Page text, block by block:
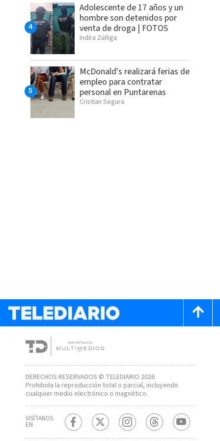
Adolescente de 17 años y un
hombre son detenidos por
venta de droga | FOTOS
Indira Zúñiga
McDonald's realizará ferias de
empleo para contratar
personal en Puntarenas
Cristian Segura
DERECHOS RESERVADOS © TELEDIARIO 2026
Prohibida la reproducción total o parcial, incluyendo
cualquier medio electrónico o magnético.
VISÍTANOS
EN